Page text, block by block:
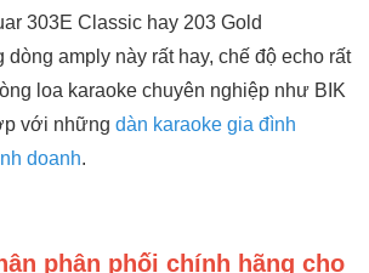
303E Classic hay 203 Gold
dòng amply này rất hay, chế độ echo rất
loa karaoke chuyên nghiệp như BIK
với những dàn karaoke gia đình
doanh.
phân phối chính hãng cho